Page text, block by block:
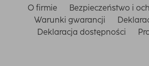
O firmie
Bezpieczeństwo i
Warunki gwarancji
Deklaracja dostępności